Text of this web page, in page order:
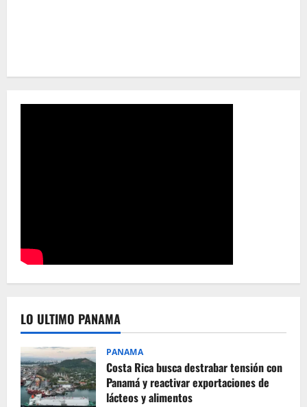
LO ULTIMO PANAMA
PANAMA
Costa Rica busca destrabar tensión con
Panamá y reactivar exportaciones de
lácteos y alimentos